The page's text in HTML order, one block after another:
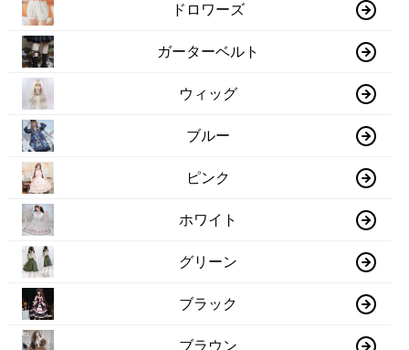
ドロワーズ
ガーターベルト
ウィッグ
ブルー
ピンク
ホワイト
グリーン
ブラック
ブラウン